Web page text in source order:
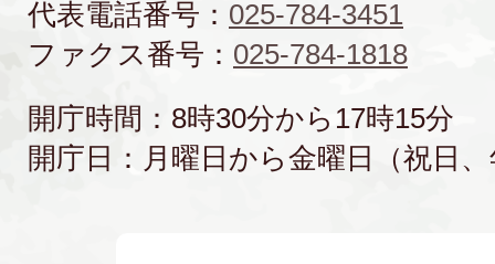
代表電話番号： 025-784-3451
ファクス番号： 025-784-1818
開庁時間：8時30分から17時15分
開庁日：月曜日から金曜日（祝日